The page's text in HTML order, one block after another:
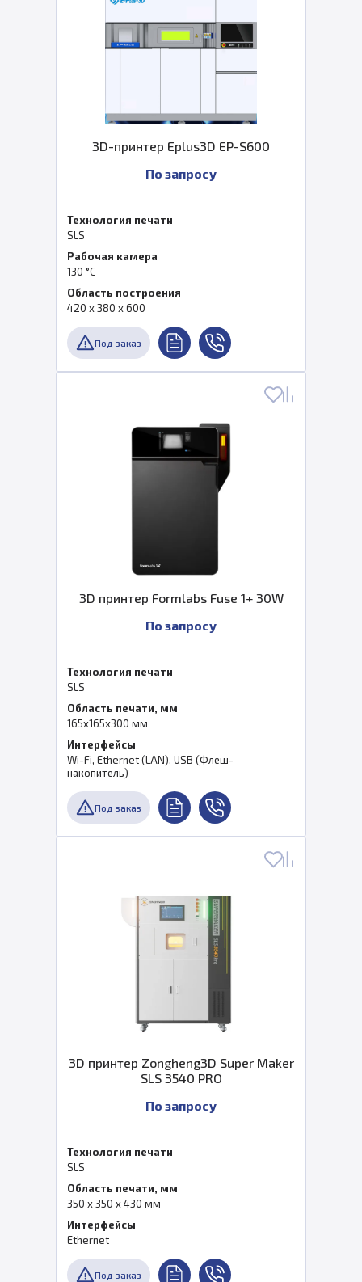
3D-принтер Eplus3D EP-S600
По запросу
Технология печати
SLS
Рабочая камера
130 °C
Область построения
420 x 380 x 600
Под заказ
3D принтер Formlabs Fuse 1+ 30W
По запросу
Технология печати
SLS
Область печати, мм
165x165x300 мм
Интерфейсы
Wi-Fi, Ethernet (LAN), USB (Флеш-
накопитель)
Под заказ
3D принтер Zongheng3D Super Maker
SLS 3540 PRO
По запросу
Технология печати
SLS
Область печати, мм
350 x 350 x 430 мм
Интерфейсы
Ethernet
Под заказ